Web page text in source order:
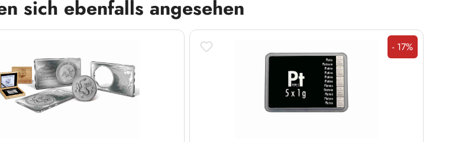
sich ebenfalls angesehen
Rabatt
- 17%